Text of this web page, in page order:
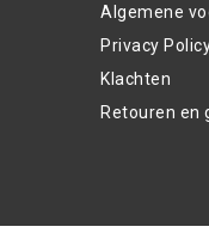
Algemene
Privacy
Klachten
Retouren en